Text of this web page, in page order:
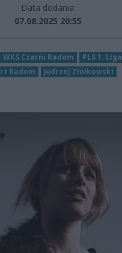
Data dodania:
07.08.2025 20:55
WKS Czarni Radom
PLS 1. Liga
Radom Jędrzej Ziółkowski